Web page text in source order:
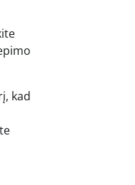
kad